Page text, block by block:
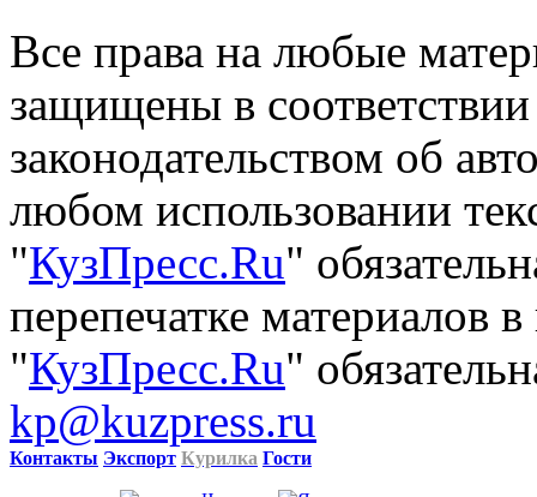
Все права на любые
защищены в
законодательством об
любом использовании
"КузПресс.Ru"
перепечатке материалов
"КузПресс.Ru"
kp@kuzpress.ru
Контакты Экспорт Курилка Гости